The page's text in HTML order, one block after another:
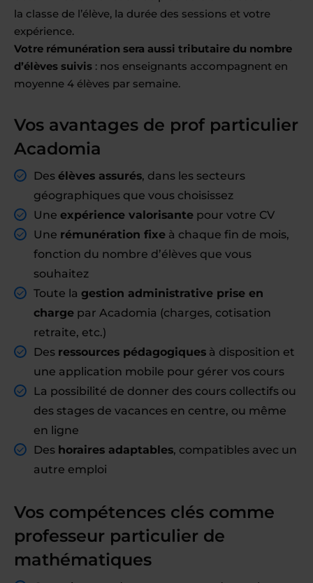
la classe de l’élève, la durée des sessions et votre
expérience.
Votre rémunération sera aussi tributaire du nombre
d’élèves suivis : nos enseignants accompagnent en
moyenne 4 élèves par semaine.
Vos avantages de prof particulier
Acadomia
Des élèves assurés, dans les secteurs
géographiques que vous choisissez
Une expérience valorisante pour votre CV
Une rémunération fixe à chaque fin de mois,
fonction du nombre d’élèves que vous
souhaitez
Toute la gestion administrative prise en
charge par Acadomia (charges, cotisation
retraite, etc.)
Des ressources pédagogiques à disposition et
une application mobile pour gérer vos cours
La possibilité de donner des cours collectifs ou
des stages de vacances en centre, ou même
en ligne
Des horaires adaptables, compatibles avec un
autre emploi
Vos compétences clés comme
professeur particulier de
mathématiques